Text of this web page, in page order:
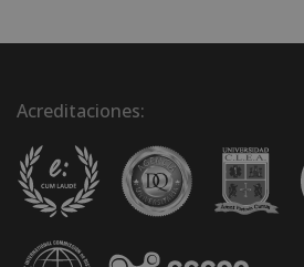
Acreditaciones: